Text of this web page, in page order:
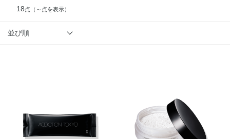
18点 （～点を表示）
並び順